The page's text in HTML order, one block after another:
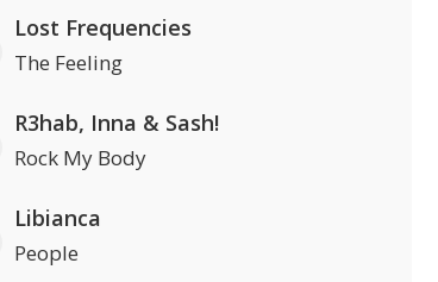
Lost Frequencies
The Feeling
R3hab, Inna & Sash!
Rock My Body
Libianca
People